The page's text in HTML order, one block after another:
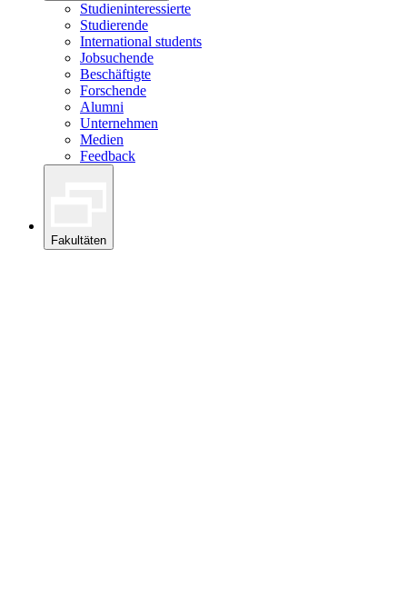
Studieninteressierte
Studierende
International students
Jobsuchende
Beschäftigte
Forschende
Alumni
Unternehmen
Medien
Feedback
Fakultäten